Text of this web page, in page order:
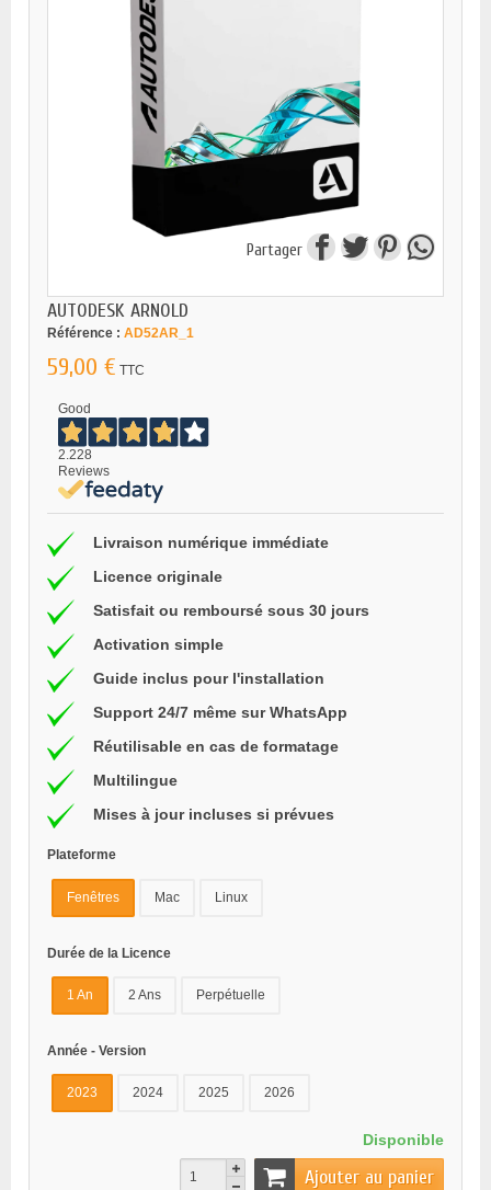
Partager
AUTODESK ARNOLD
Référence : AD52AR_1
59,00 € TTC
Good
2.228
Reviews
Livraison numérique immédiate
Licence originale
Satisfait ou remboursé sous 30 jours
Activation simple
Guide inclus pour l'installation
Support 24/7 même sur WhatsApp
Réutilisable en cas de formatage
Multilingue
Mises à jour incluses si prévues
Plateforme
Fenêtres Mac Linux
Durée de la Licence
1 An 2 Ans Perpétuelle
Année - Version
2023 2024 2025 2026
Disponible
Ajouter au panier